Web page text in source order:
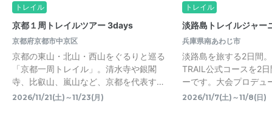
トレイル
京都１周トレイルツアー 3days
京都府京都市中京区
京都の東山・北山・西山をぐるりと巡る
「京都一周トレイル」。清水寺や銀閣
寺、比叡山、嵐山など、京都を代表す…
2026/11/21(土)～11/23(月)
トレイル
淡路島トレイルジャー
兵庫県南あわじ市
淡路島を旅する2日間
TRAIL公式コースを2
ーです。大会プロデュ
2026/11/7(土)～11/8(日)